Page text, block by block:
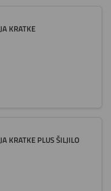
KRATKE
KRATKE PLUS ŠILJILO